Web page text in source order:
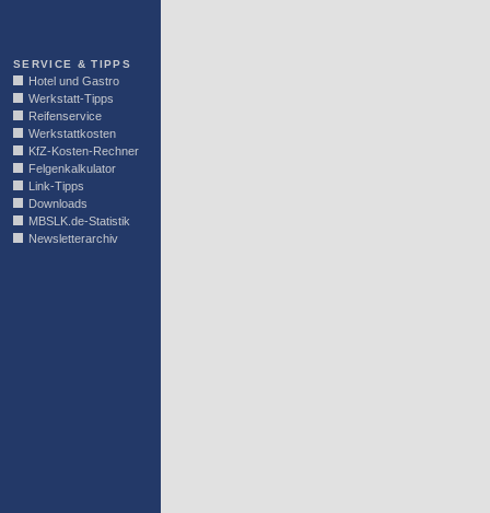
SERVICE & TIPPS
Hotel und Gastro
Werkstatt-Tipps
Reifenservice
Werkstattkosten
KfZ-Kosten-Rechner
Felgenkalkulator
Link-Tipps
Downloads
MBSLK.de-Statistik
Newsletterarchiv